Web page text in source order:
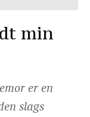
min
er en
slags